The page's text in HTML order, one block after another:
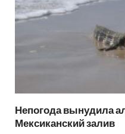
Непогода вынудила
Мексиканский залив